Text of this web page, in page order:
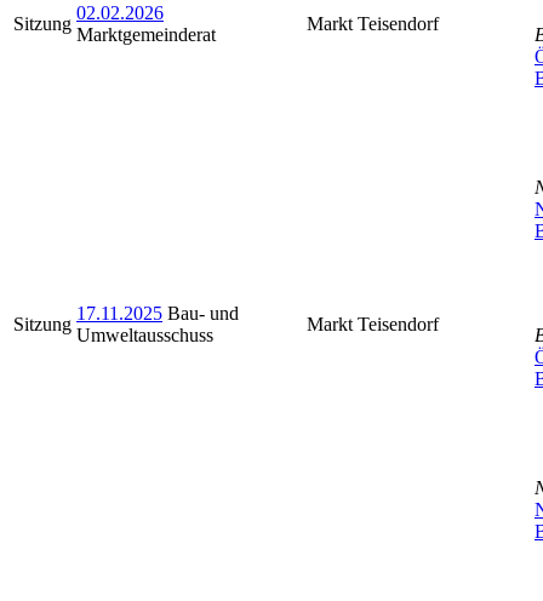
Sitzung
02.02.2026
Marktgemeinderat
Markt Teisendorf
Sitzung
17.11.2025 Bau- und
Umweltausschuss
Markt Teisendorf